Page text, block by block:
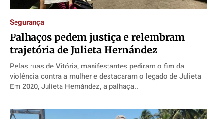
Segurança
Palhaços pedem justiça e relembram
trajetória de Julieta Hernández
Pelas ruas de Vitória, manifestantes pediram o fim da
violência contra a mulher e destacaram o legado de Julieta
Em 2020, Julieta Hernández, a palhaça...